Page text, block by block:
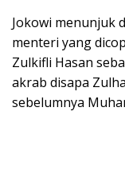
Jokowi menunjuk
menteri yang
Zulkifli Hasan
akrab disapa
sebelumnya